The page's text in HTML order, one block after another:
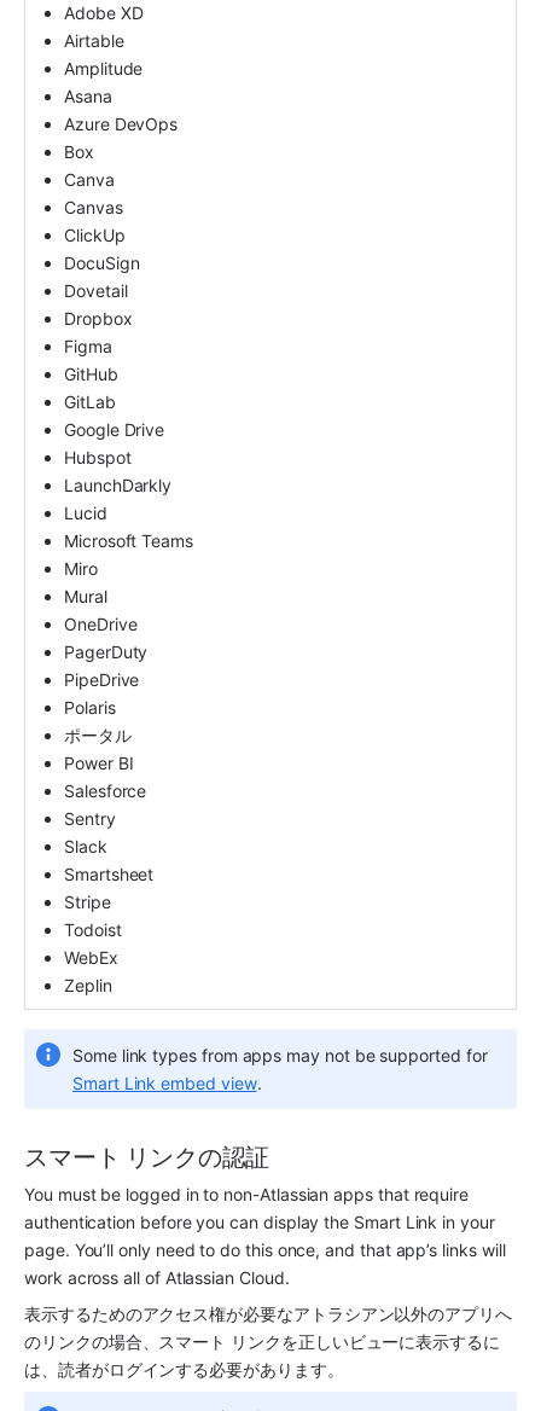
Adobe XD
Airtable
Amplitude
Asana
Azure DevOps
Box
Canva
Canvas
ClickUp
DocuSign
Dovetail
Dropbox
Figma
GitHub
GitLab
Google Drive
Hubspot
LaunchDarkly
Lucid
Microsoft Teams
Miro
Mural
OneDrive
PagerDuty
PipeDrive
Polaris
ポータル
Power BI
Salesforce
Sentry
Slack
Smartsheet
Stripe
Todoist
WebEx
Zeplin
Some link types from apps may not be supported for
Smart Link embed view.
スマート リンクの認証
You must be logged in to non-Atlassian apps that require
authentication before you can display the Smart Link in your
page. You’ll only need to do this once, and that app’s links will
work across all of Atlassian Cloud.
表示するためのアクセス権が必要なアトラシアン以外のアプリへ
のリンクの場合、スマート リンクを正しいビューに表示するに
は、読者がログインする必要があります。